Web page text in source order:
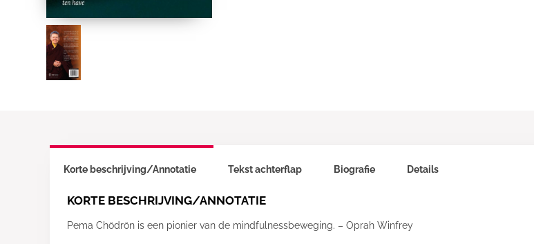
Korte beschrijving/Annotatie
KORTE BESCHRIJVING/ANNOTATIE
Pema Chödrön is een pionier van de mindfulnessbeweging. – Oprah Winfrey
Tekst achterflap Biografie Details